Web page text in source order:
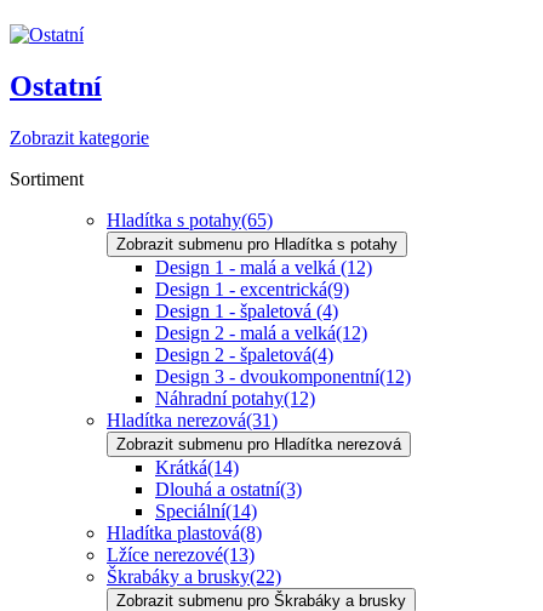
Ostatní
Zobrazit kategorie
Sortiment
Hladítka s potahy(65)
Zobrazit submenu pro Hladítka s potahy
Design 1 - malá a velká (12)
Design 1 - excentrická(9)
Design 1 - špaletová (4)
Design 2 - malá a velká(12)
Design 2 - špaletová(4)
Design 3 - dvoukomponentní(12)
Náhradní potahy(12)
Hladítka nerezová(31)
Zobrazit submenu pro Hladítka nerezová
Krátká(14)
Dlouhá a ostatní(3)
Speciální(14)
Hladítka plastová(8)
Lžíce nerezové(13)
Škrabáky a brusky(22)
Zobrazit submenu pro Škrabáky a brusky